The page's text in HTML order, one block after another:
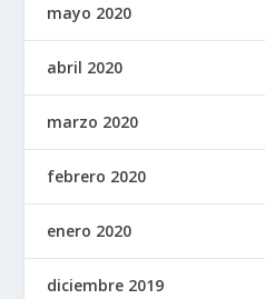
mayo 2020
abril 2020
marzo 2020
febrero 2020
enero 2020
diciembre 2019